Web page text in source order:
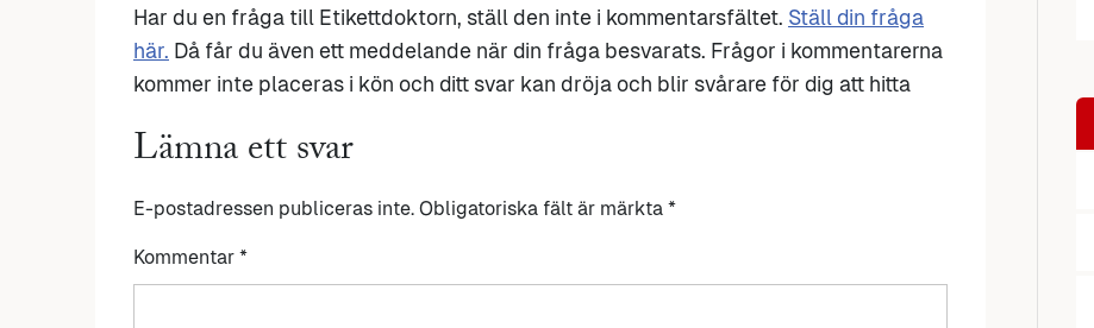
Har du en fråga till Etikettdoktorn, ställ den inte i kommentarsfältet. Ställ din fråga
här. Då får du även ett meddelande när din fråga besvarats. Frågor i kommentarerna
kommer inte placeras i kön och ditt svar kan dröja och blir svårare för dig att hitta
Lämna ett svar
E-postadressen publiceras inte. Obligatoriska fält är märkta *
Kommentar *